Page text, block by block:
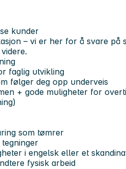
kunder
– vi er her for å svare på
faglig utvikling
følger deg opp underveis
+ gode muligheter for
som tømrer
i engelsk eller et
fysisk arbeid